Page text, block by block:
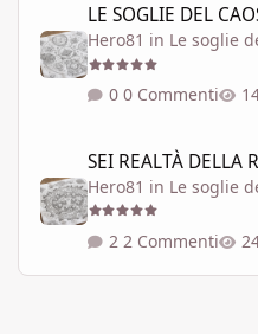
LE SOGLIE DEL
Hero81 in Le soglie
0 Commenti
SEI REALTÀ DELLA
Hero81 in Le soglie
2 Commenti